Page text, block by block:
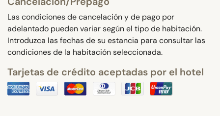
Las condiciones de cancelación y de pago por
adelantado pueden variar según el tipo de habitación.
Introduzca las fechas de su estancia para consultar las
condiciones de la habitación seleccionada.
Tarjetas de crédito aceptadas por el hotel